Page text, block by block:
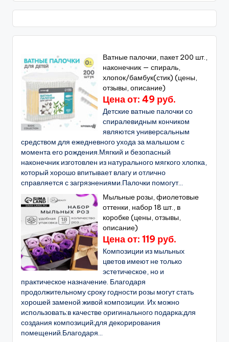
Ватные палочки, пакет 200 шт.,
наконечник — спираль,
хлопок/бамбук(стик) (цены,
отзывы, описание)
Цена от: 49 руб.
Детские ватные палочки со
спиралевидным кончиком
являются универсальным
средством для ежедневного ухода за малышом с
момента его рождения.Мягкий и безопасный
наконечник изготовлен из натурального мягкого хлопка,
который хорошо впитывает влагу и отлично
справляется с загрязнениями.Палочки помогут...
Мыльные розы, фиолетовые
оттенки, набор 18 шт., в
коробке (цены, отзывы,
описание)
Цена от: 119 руб.
Композиции из мыльных
цветов имеют не только
эстетическое, но и
практическое назначение. Благодаря
продолжительному сроку годности розы могут стать
хорошей заменой живой композиции. Их можно
использовать:в качестве оригинального подарка;для
создания композиций;для декорирования
помещений.Благодаря...